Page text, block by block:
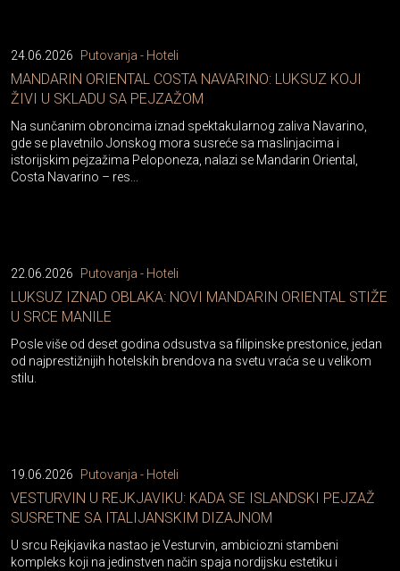
24.06.2026 Putovanja - Hoteli
MANDARIN ORIENTAL COSTA NAVARINO: LUKSUZ KOJI
ŽIVI U SKLADU SA PEJZAŽOM
Na sunčanim obroncima iznad spektakularnog zaliva Navarino,
gde se plavetnilo Jonskog mora susreće sa maslinjacima i
istorijskim pejzažima Peloponeza, nalazi se Mandarin Oriental,
Costa Navarino – res...
22.06.2026 Putovanja - Hoteli
LUKSUZ IZNAD OBLAKA: NOVI MANDARIN ORIENTAL STIŽE
U SRCE MANILE
Posle više od deset godina odsustva sa filipinske prestonice, jedan
od najprestižnijih hotelskih brendova na svetu vraća se u velikom
stilu.
19.06.2026 Putovanja - Hoteli
VESTURVIN U REJKJAVIKU: KADA SE ISLANDSKI PEJZAŽ
SUSRETNE SA ITALIJANSKIM DIZAJNOM
U srcu Rejkjavika nastao je Vesturvin, ambiciozni stambeni
kompleks koji na jedinstven način spaja nordijsku estetiku i